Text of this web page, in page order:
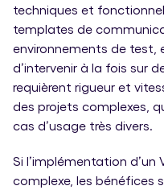
techniques et
templates de
environnements de test,
d’intervenir à la fois sur
requièrent rigueur et
des projets complexes,
cas d’usage très divers.
Si l’implémentation
complexe, les bénéfices